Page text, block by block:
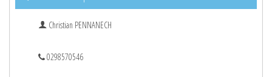
Christian PENNANECH
0298570546